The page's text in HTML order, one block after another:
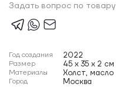
Задать вопрос по товару
Год создания 2022
Размер 45 x 35 x 2 см
Материалы Холст, масло
Город Москва